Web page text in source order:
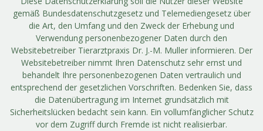
gemäß Bundesdatenschutzgesetz und Telemediengesetz über
die Art, den Umfang und den Zweck der Erhebung und
Verwendung personenbezogener Daten durch den
Websitebetreiber Tierarztpraxis Dr. J.-M. Muller informieren. Der
Websitebetreiber nimmt Ihren Datenschutz sehr ernst und
behandelt Ihre personenbezogenen Daten vertraulich und
entsprechend der gesetzlichen Vorschriften. Bedenken Sie, dass
die Datenübertragung im Internet grundsätzlich mit
Sicherheitslücken bedacht sein kann. Ein vollumfänglicher Schutz
vor dem Zugriff durch Fremde ist nicht realisierbar.